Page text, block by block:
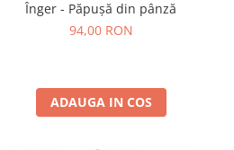
Înger - Păpușă din pânză
94,00 RON
ADAUGA IN COS